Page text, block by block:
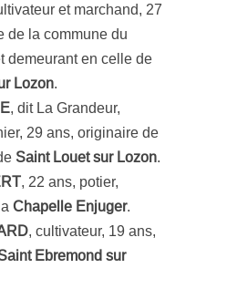
et marchand, 27
de la commune du
demeurant en celle de
Lozon.
, dit La Grandeur,
29 ans, originaire de
Saint Louet sur Lozon.
, 22 ans, potier,
Chapelle Enjuger.
, cultivateur, 19 ans,
Ebremond sur